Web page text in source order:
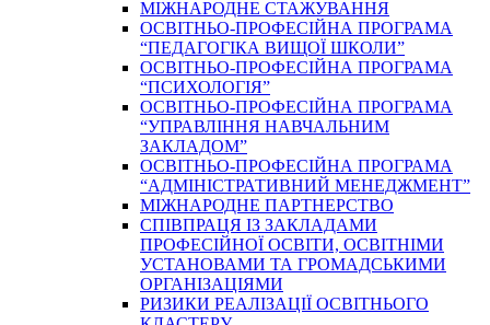
МІЖНАРОДНЕ СТАЖУВАННЯ
ОСВІТНЬО-ПРОФЕСІЙНА ПРОГРАМА
“ПЕДАГОГІКА ВИЩОЇ ШКОЛИ”
ОСВІТНЬО-ПРОФЕСІЙНА ПРОГРАМА
“ПСИХОЛОГІЯ”
ОСВІТНЬО-ПРОФЕСІЙНА ПРОГРАМА
“УПРАВЛІННЯ НАВЧАЛЬНИМ
ЗАКЛАДОМ”
ОСВІТНЬО-ПРОФЕСІЙНА ПРОГРАМА
“АДМІНІСТРАТИВНИЙ МЕНЕДЖМЕНТ”
МІЖНАРОДНЕ ПАРТНЕРСТВО
СПІВПРАЦЯ ІЗ ЗАКЛАДАМИ
ПРОФЕСІЙНОЇ ОСВІТИ, ОСВІТНІМИ
УСТАНОВАМИ ТА ГРОМАДСЬКИМИ
ОРГАНІЗАЦІЯМИ
РИЗИКИ РЕАЛІЗАЦІЇ ОСВІТНЬОГО